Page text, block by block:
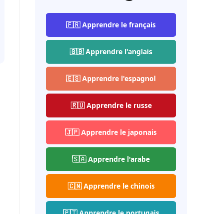
🇫🇷 Apprendre le français
🇬🇧 Apprendre l'anglais
🇪🇸 Apprendre l'espagnol
🇷🇺 Apprendre le russe
🇯🇵 Apprendre le japonais
🇸🇦 Apprendre l'arabe
🇨🇳 Apprendre le chinois